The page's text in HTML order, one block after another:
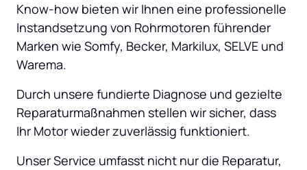
Know-how bieten wir Ihnen eine professionelle
Instandsetzung von Rohrmotoren führender
Marken wie Somfy, Becker, Markilux, SELVE und
Warema.
Durch unsere fundierte Diagnose und gezielte
Reparaturmaßnahmen stellen wir sicher, dass
Ihr Motor wieder zuverlässig funktioniert.
Unser Service umfasst nicht nur die Reparatur,